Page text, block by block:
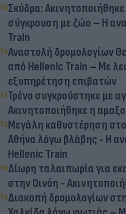
Σκύδρα:
σύγκρουση με ζώο – Η
Train
Αναστολή δρομολογίων
από Hellenic Train – Με
εξυπηρέτηση επιβατών
Τρένο συγκρούστηκε με
Ακινητοποιήθηκε η
Μεγάλη καθυστέρηση
Αθήνα λόγω βλάβης - Η
Hellenic Train
Δίωρη ταλαιπωρία για
στην Οινόη -
Διακοπή δρομολογίων